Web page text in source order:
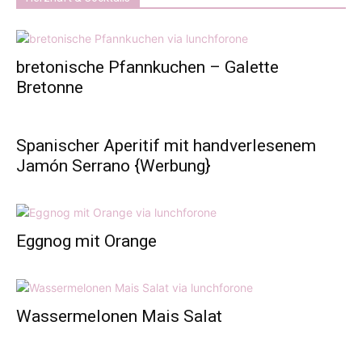
Lunch
bretonische Pfannkuchen – Galette
Bretonne
Spanischer Aperitif mit handverlesenem
Jamón Serrano {Werbung}
Eggnog mit Orange
Wassermelonen Mais Salat